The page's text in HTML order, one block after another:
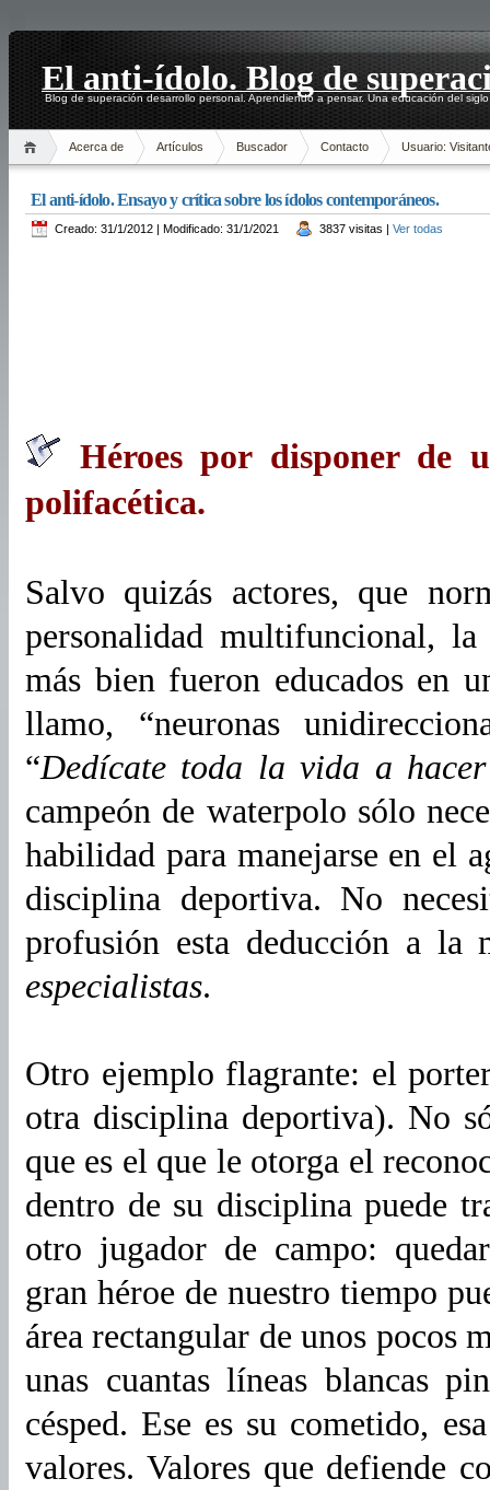
El anti-ídolo. Blog de
Blog de superación desarrollo personal. Aprendiendo a pensar. Una educación del
Acerca de Artículos Buscador Contacto Usuario:
El anti-ídolo. Ensayo y crítica sobre los ídolos contemporáneos.
Creado: 31/1/2012 | Modificado: 31/1/2021 3837 visitas | Ver todas
Héroes por disponer de
polifacética.
Salvo quizás actores, que
personalidad multifuncional,
más bien fueron educados en
llamo, “neuronas
“Dedícate toda la vida a
campeón de waterpolo sólo
habilidad para manejarse en el
disciplina deportiva. No
profusión esta deducción a la
especialistas.
Otro ejemplo flagrante: el
otra disciplina deportiva). No
que es el que le otorga el
dentro de su disciplina puede
otro jugador de campo:
gran héroe de nuestro tiempo
área rectangular de unos pocos
unas cuantas líneas blancas
césped. Ese es su cometido,
valores. Valores que defiende